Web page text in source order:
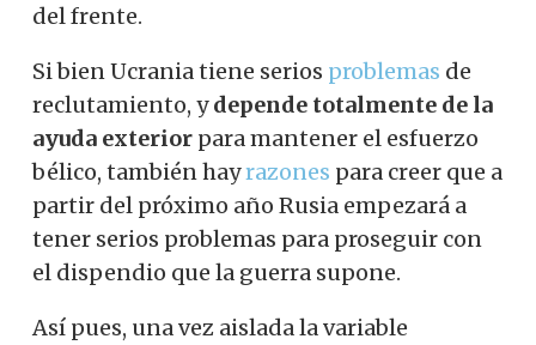
del frente.
Si bien Ucrania tiene serios problemas de
reclutamiento, y depende totalmente de la
ayuda exterior para mantener el esfuerzo
bélico, también hayrazones para creer que a
partir del próximo año Rusia empezará a
tener serios problemas para proseguir con
el dispendio que la guerra supone.
Así pues, una vez aislada la variable